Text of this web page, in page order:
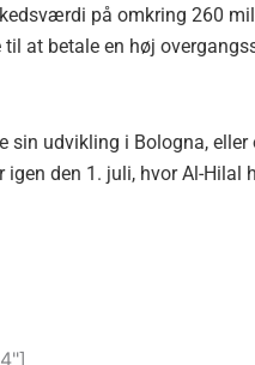
på omkring 260
at betale en høj
udvikling i Bologna, eller
den 1. juli, hvor Al-Hilal